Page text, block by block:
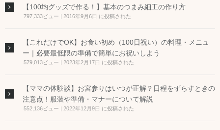
【100均グッズで作る！】基本のつまみ細工の作り方
797,333ビュー 2016年9月6日 に投稿された
【これだけでOK】お食い初め（100日祝い）の料理・メニュ
ー｜必要最低限の準備で簡単にお祝いしよう
579,013ビュー 2023年2月17日 に投稿された
【ママの体験談】お宮参りはいつが正解？日程をずらすときの
注意点！服装や準備・マナーについて解説
552,136ビュー 2022年12月9日 に投稿された